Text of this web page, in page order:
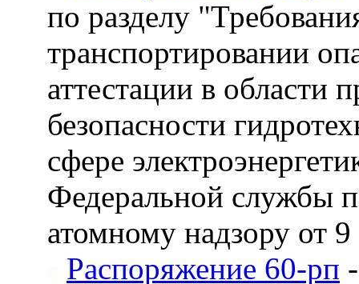
по разделу
транспортировании
аттестации в области
безопасности
сфере
Федеральной службы
атомному надзору от
Распоряжение 60-рп